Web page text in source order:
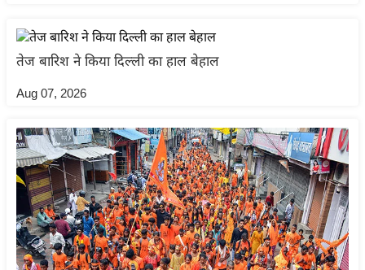
ज
ट
क्रि
के
ट
P
L
2
तेज बारिश ने किया दिल्ली का हाल बेहाल
Aug 07, 2026